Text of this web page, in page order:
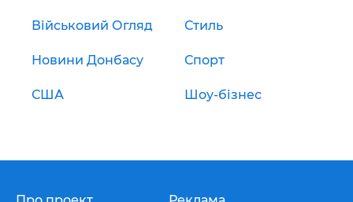
Військовий Огляд Стиль
Новини Донбасу Спорт
США Шоу-бізнес